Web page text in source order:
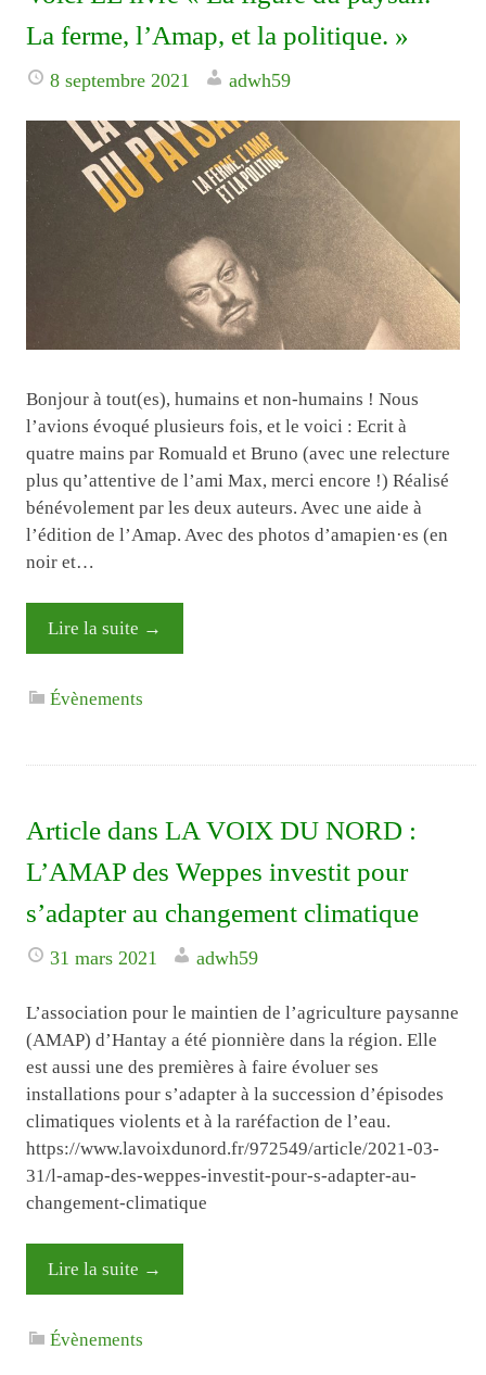
La ferme, l’Amap, et la politique. »
8 septembre 2021 adwh59
Bonjour à tout(es), humains et non-humains ! Nous
l’avions évoqué plusieurs fois, et le voici : Ecrit à
quatre mains par Romuald et Bruno (avec une relecture
plus qu’attentive de l’ami Max, merci encore !) Réalisé
bénévolement par les deux auteurs. Avec une aide à
l’édition de l’Amap. Avec des photos d’amapien·es (en
noir et…
Lire la suite →
Évènements
Article dans LA VOIX DU NORD :
L’AMAP des Weppes investit pour
s’adapter au changement climatique
31 mars 2021 adwh59
L’association pour le maintien de l’agriculture paysanne
(AMAP) d’Hantay a été pionnière dans la région. Elle
est aussi une des premières à faire évoluer ses
installations pour s’adapter à la succession d’épisodes
climatiques violents et à la raréfaction de l’eau.
https://www.lavoixdunord.fr/972549/article/2021-03-
31/l-amap-des-weppes-investit-pour-s-adapter-au-
changement-climatique
Lire la suite →
Évènements